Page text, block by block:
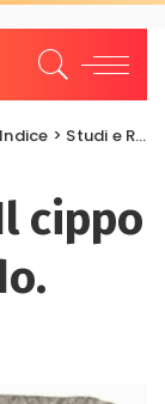
Indice > Studi e Ricerche
cippo